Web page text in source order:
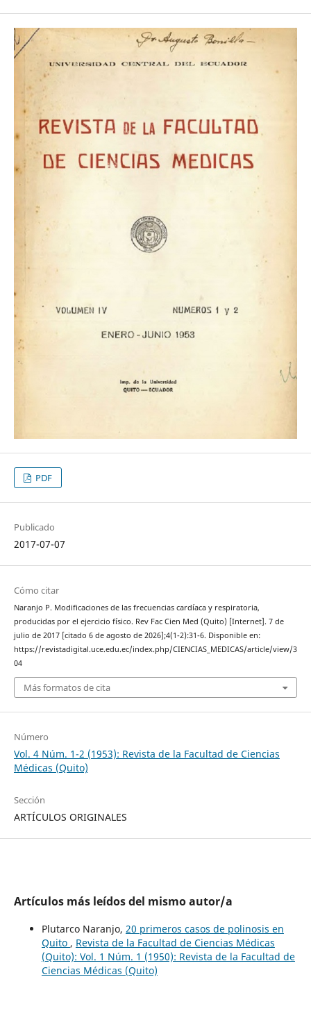
PDF
Publicado
2017-07-07
Cómo citar
Naranjo P. Modificaciones de las frecuencias cardíaca y respiratoria,
producidas por el ejercicio físico. Rev Fac Cien Med (Quito) [Internet]. 7 de
julio de 2017 [citado 6 de agosto de 2026];4(1-2):31-6. Disponible en:
https://revistadigital.uce.edu.ec/index.php/CIENCIAS_MEDICAS/article/view/3
04
Más formatos de cita
Número
Vol. 4 Núm. 1-2 (1953): Revista de la Facultad de Ciencias
Médicas (Quito)
Sección
ARTÍCULOS ORIGINALES
Artículos más leídos del mismo autor/a
Plutarco Naranjo, 20 primeros casos de polinosis en
Quito , Revista de la Facultad de Ciencias Médicas
(Quito): Vol. 1 Núm. 1 (1950): Revista de la Facultad de
Ciencias Médicas (Quito)